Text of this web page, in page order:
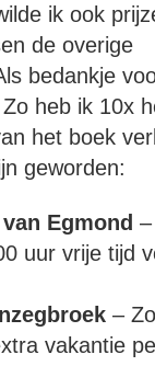
ik ook
de overige
bedankje
heb ik 10x
het boek
geworden:
Egmond
uur vrije tijd
–
vakantie